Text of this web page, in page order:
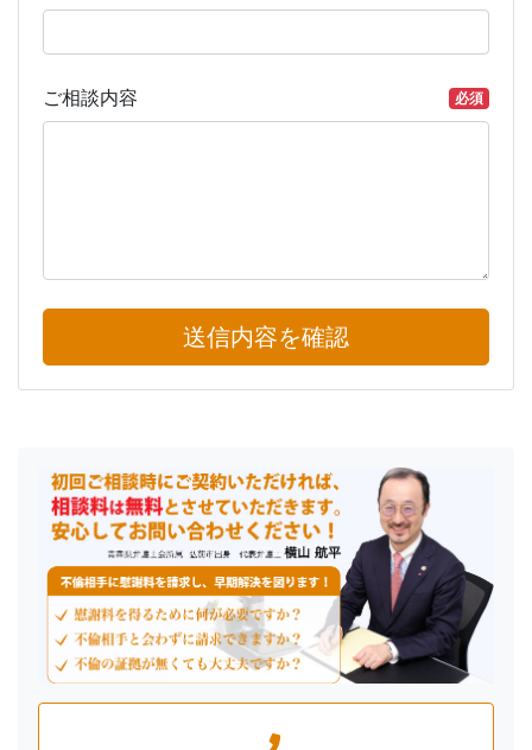
ご相談内容 必須